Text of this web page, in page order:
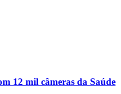
12 mil câmeras da Saúde